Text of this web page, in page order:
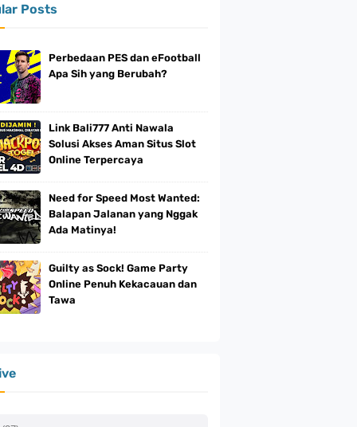
Posts
Perbedaan PES dan eFootball
Apa Sih yang Berubah?
Link Bali777 Anti Nawala
Solusi Akses Aman Situs Slot
Online Terpercaya
Need for Speed Most Wanted:
Balapan Jalanan yang Nggak
Ada Matinya!
Guilty as Sock! Game Party
Online Penuh Kekacauan dan
Tawa